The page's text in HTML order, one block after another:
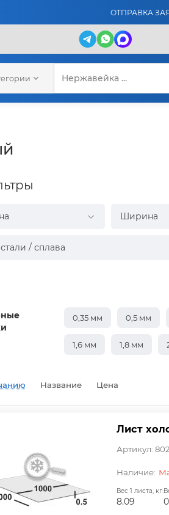
ОТПРАВКА
Ширина
/ сплава
0,35 мм 0,5 мм
1,6 мм 1,8 мм
Название Цена
Лист
Артикул:
Вес 1 листа, кг:
8.09